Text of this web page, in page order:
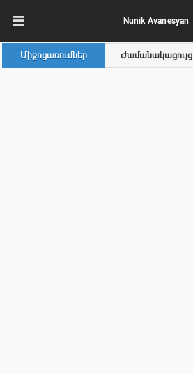
Nunik Avanesyan
Միջոցառումներ Ժամանակացույց